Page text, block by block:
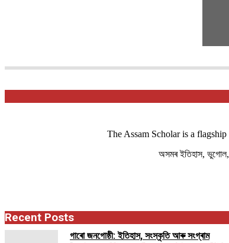
The Assam Scholar is a
অসমৰ ইতিহাস, ভুগোল,
Recent Posts
গাৰো জনগোষ্ঠী: ইতিহাস, সংস্কৃতি আৰু সংগ্ৰাম